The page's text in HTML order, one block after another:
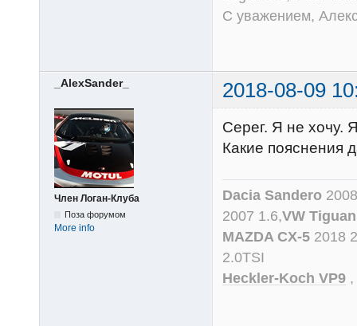
С уважением,
_AlexSander_ 2018-08-09
Член Логан-Клуба
Поза форумом
More info
Серег. Я не хочу.
Какие пояснения
Dacia Sandero
2007 1.6,VW
MAZDA CX-5 2018
2.0TSI
Heckler-Koch VP9 ,